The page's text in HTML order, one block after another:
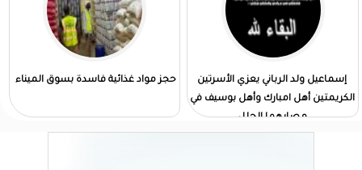
إسماعيل ولد الرباني يعزي الأسرتين
الكريمتين أهل امبارك وأهل بوسيف في
مصابهما الجلل
حجز مواد غذائية فاسدة بسوق الميناء